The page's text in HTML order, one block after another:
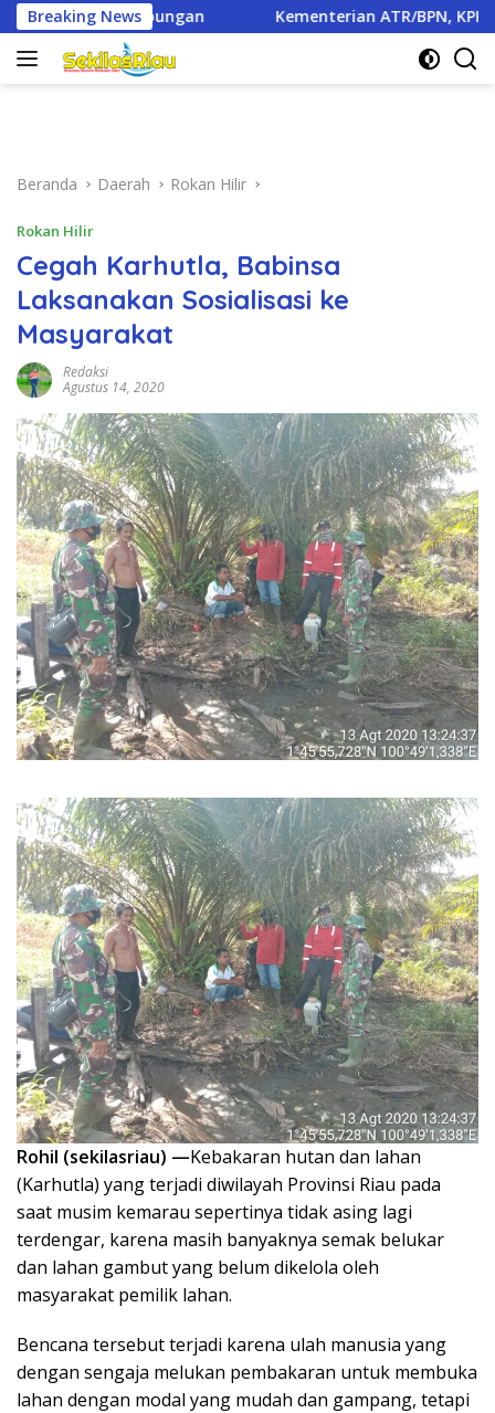
Langsung
ke
konten
Breaking News
Kementerian ATR/BPN, KPK, dan Pemda Jawa Barat
Beranda Daerah Rokan Hilir
Rokan Hilir
Cegah Karhutla, Babinsa
Laksanakan Sosialisasi ke
Masyarakat
Redaksi
Agustus 14, 2020
Rohil (sekilasriau) —Kebakaran hutan dan lahan
(Karhutla) yang terjadi diwilayah Provinsi Riau pada
saat musim kemarau sepertinya tidak asing lagi
terdengar, karena masih banyaknya semak belukar
dan lahan gambut yang belum dikelola oleh
masyarakat pemilik lahan.
Bencana tersebut terjadi karena ulah manusia yang
dengan sengaja melukan pembakaran untuk membuka
lahan dengan modal yang mudah dan gampang, tetapi